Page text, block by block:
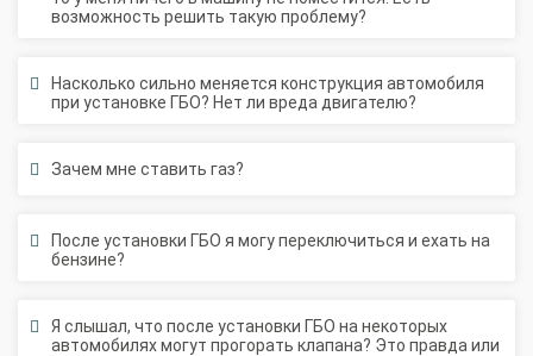
при установке ГБО? Нет ли вреда двигателю?
бензине?
автомобилях могут прогорать клапана? Это правда или
нет?